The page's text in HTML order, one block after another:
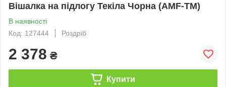
Вішалка на підлогу Текіла Чорна (AMF-ТМ)
В наявності
Код: 127444
Роздріб
2 378 ₴
Купити